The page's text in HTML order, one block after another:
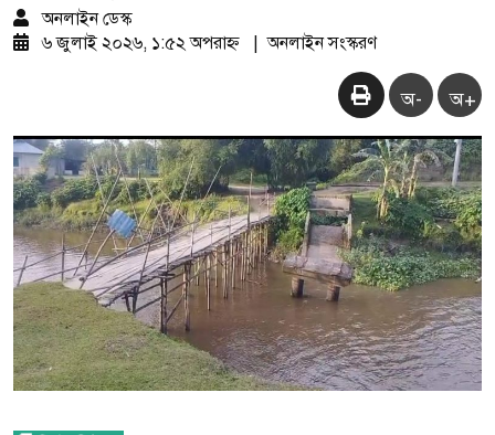
অনলাইন ডেস্ক
৬ জুলাই ২০২৬, ১:৫২ অপরাহ্ন
অনলাইন সংস্করণ
অ- অ+